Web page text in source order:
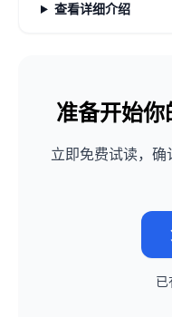
查看详细介绍
准备开始你
立即免费试读，
已